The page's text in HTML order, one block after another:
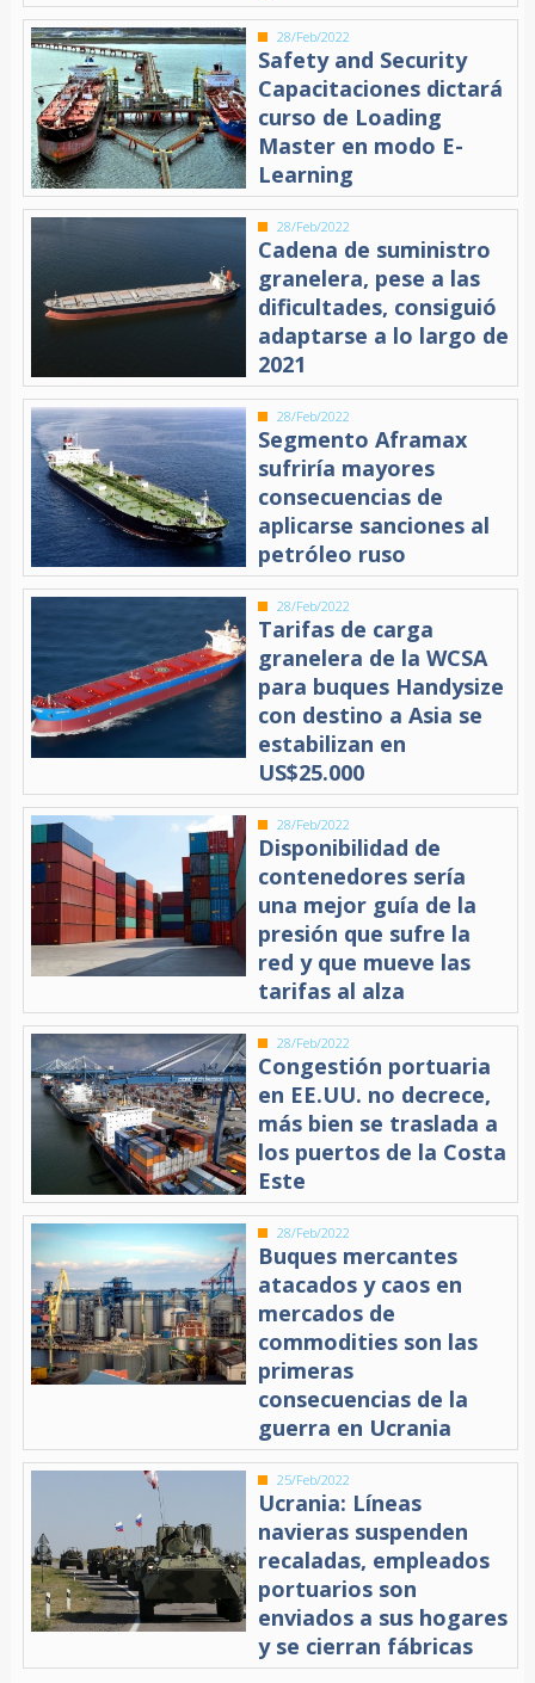
28/Feb/2022
Safety and Security
Capacitaciones dictará
curso de Loading
Master en modo E-
Learning
28/Feb/2022
Cadena de suministro
granelera, pese a las
dificultades, consiguió
adaptarse a lo largo de
2021
28/Feb/2022
Segmento Aframax
sufriría mayores
consecuencias de
aplicarse sanciones al
petróleo ruso
28/Feb/2022
Tarifas de carga
granelera de la WCSA
para buques Handysize
con destino a Asia se
estabilizan en
US$25.000
28/Feb/2022
Disponibilidad de
contenedores sería
una mejor guía de la
presión que sufre la
red y que mueve las
tarifas al alza
28/Feb/2022
Congestión portuaria
en EE.UU. no decrece,
más bien se traslada a
los puertos de la Costa
Este
28/Feb/2022
Buques mercantes
atacados y caos en
mercados de
commodities son las
primeras
consecuencias de la
guerra en Ucrania
25/Feb/2022
Ucrania: Líneas
navieras suspenden
recaladas, empleados
portuarios son
enviados a sus hogares
y se cierran fábricas